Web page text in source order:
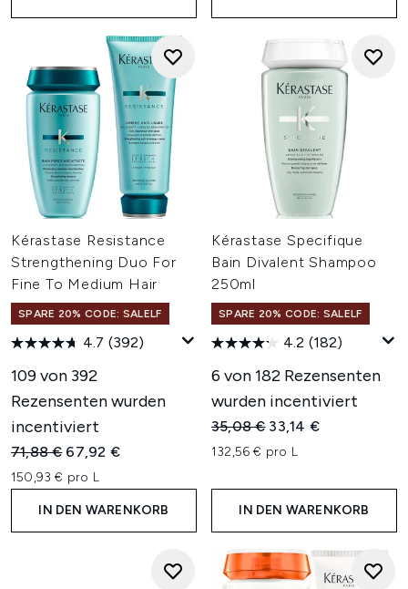
Kérastase Resistance
Strengthening Duo For
Fine To Medium Hair
SPARE 20% CODE: SALELF
4.7 (392)
109 von 392
Rezensenten wurden
incentiviert
Unverbindliche Preisempfehlung:
71,88 € Aktueller Preis:
67,92 €
150,93 € pro L
IN DEN WARENKORB
Kérastase Specifique
Bain Divalent Shampoo
250ml
SPARE 20% CODE: SALELF
4.2 (182)
6 von 182 Rezensenten
wurden incentiviert
Unverbindliche
35,08 € Aktueller Preis:
33,14 €
132,56 € pro L
IN DEN WARENKORB